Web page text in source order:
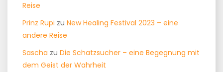
Reise
Prinz Rupi zu New Healing Festival 2023 – eine
andere Reise
Sascha zu Die Schatzsucher – eine Begegnung mit
dem Geist der Wahrheit